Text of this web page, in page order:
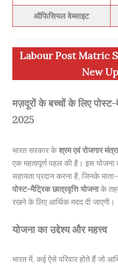
ऑफिसियल वेब्साइट
Labour Post Matric
New
मज़दूरों के बच्चों के लिए पोस्ट-
2025
भारत सरकार के श्रम एवं रोजगार
एक महत्वपूर्ण पहल की है। इस योजना
सहायता प्रदान करना है, जिनके
पोस्ट-मैट्रिक छात्रवृत्ति योजनाके तहत
रखने के लिए आर्थिक मदद दी जाएगी।
योजना का उद्देश्य और महत्त्व
भारत में, कई ऐसे परिवार होते हैं जो